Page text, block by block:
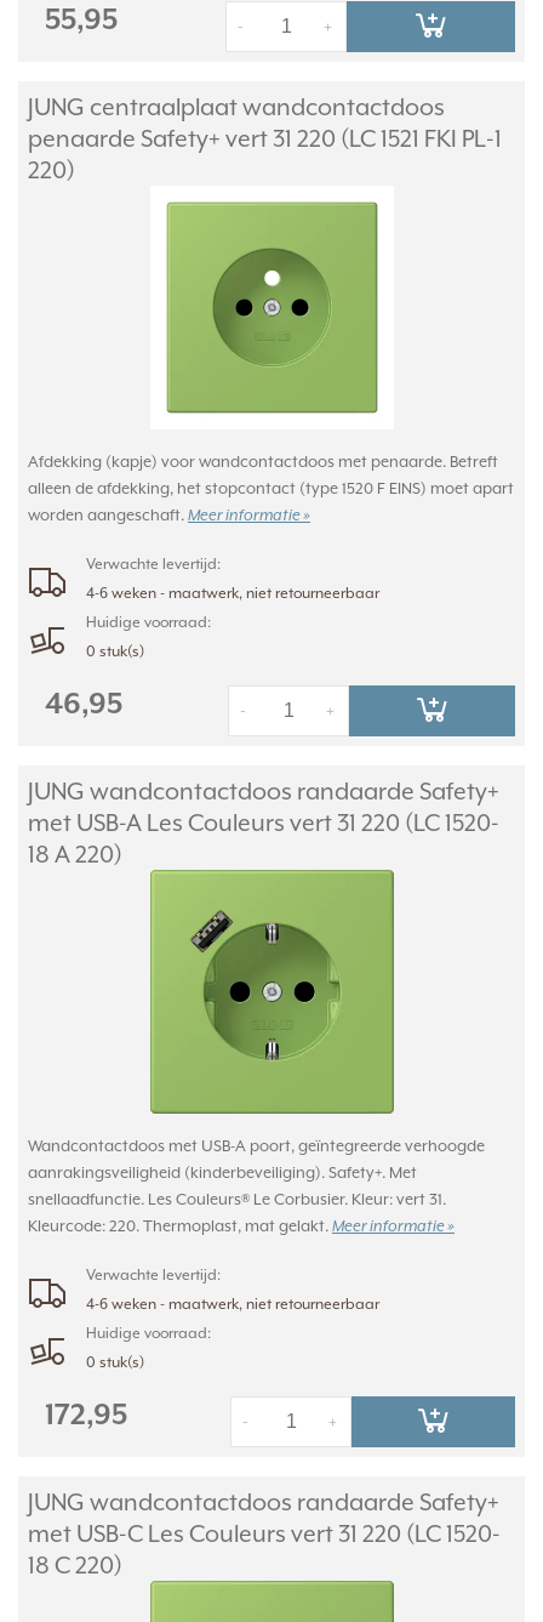
55,95 +
-
JUNG centraalplaat wandcontactdoos
penaarde Safety+ vert 31 220 (LC 1521 FKI PL-1
220)
Afdekking (kapje) voor wandcontactdoos met penaarde. Betreft
alleen de afdekking, het stopcontact (type 1520 F EINS) moet apart
worden aangeschaft. Meer informatie »
Verwachte levertijd:
4-6 weken - maatwerk, niet retourneerbaar
Huidige voorraad:
0 stuk(s)
46,95 +
-
JUNG wandcontactdoos randaarde Safety+
met USB-A Les Couleurs vert 31 220 (LC 1520-
18 A 220)
Wandcontactdoos met USB-A poort, geïntegreerde verhoogde
aanrakingsveiligheid (kinderbeveiliging). Safety+. Met
snellaadfunctie. Les Couleurs® Le Corbusier. Kleur: vert 31.
Kleurcode: 220. Thermoplast, mat gelakt. Meer informatie »
Verwachte levertijd:
4-6 weken - maatwerk, niet retourneerbaar
Huidige voorraad:
0 stuk(s)
172,95 +
-
JUNG wandcontactdoos randaarde Safety+
met USB-C Les Couleurs vert 31 220 (LC 1520-
18 C 220)